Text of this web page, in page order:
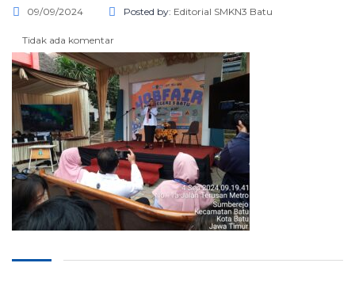
09/09/2024 Posted by: Editorial SMKN3 Batu
Tidak ada komentar